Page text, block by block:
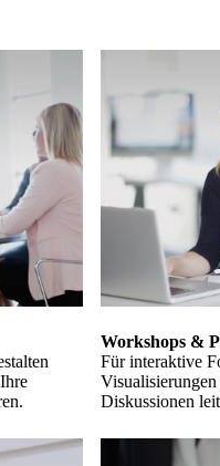
Workshops &
Für interaktive
Diskussionen